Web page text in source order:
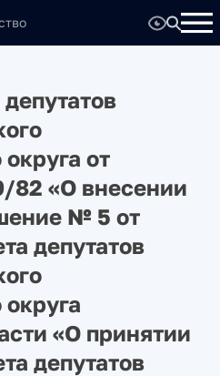
от
«О внесении
№ 5 от
депутатов
«О принятии
депутатов